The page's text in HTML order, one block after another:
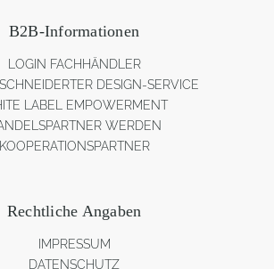
B2B-Informationen
LOGIN FACHHÄNDLER
DESIGN-SERVICE
LABEL EMPOWERMENT
WERDEN
KOOPERATIONSPARTNER
Rechtliche Angaben
IMPRESSUM
DATENSCHUTZ